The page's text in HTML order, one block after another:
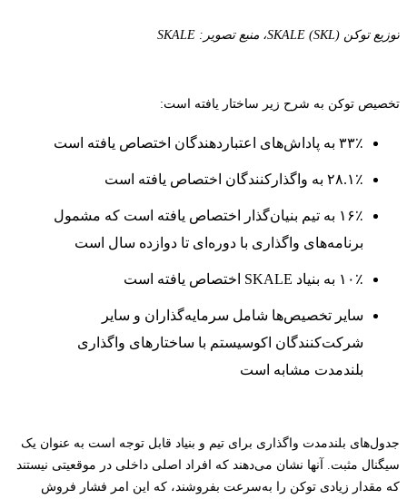
توزیع توکن SKALE (SKL)، منبع تصویر: SKALE
تخصیص توکن به شرح زیر ساختار یافته است:
۳۳٪ به پاداش‌های اعتباردهندگان اختصاص یافته است
۲۸.۱٪ به واگذارکنندگان اختصاص یافته است
۱۶٪ به تیم بنیان‌گذار اختصاص یافته است که مشمول
برنامه‌های واگذاری با دوره‌ای تا دوازده سال است
۱۰٪ به بنیاد SKALE اختصاص یافته است
سایر تخصیص‌ها شامل سرمایه‌گذاران و سایر
شرکت‌کنندگان اکوسیستم با ساختارهای واگذاری
بلندمدت مشابه است
جدول‌های بلندمدت واگذاری برای تیم و بنیاد قابل توجه است به عنوان یک
سیگنال مثبت. آنها نشان می‌دهند که افراد اصلی داخلی در موقعیتی نیستند
که مقدار زیادی توکن را به‌سرعت بفروشند، که این امر فشار فروش